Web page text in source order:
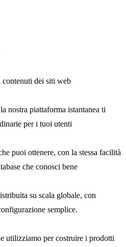
dei siti web
nostra piattaforma istantanea ti
per i tuoi utenti
puoi ottenere, con la stessa facilità
che conosci bene
su scala globale, con
semplice.
utilizziamo per costruire i prodotti